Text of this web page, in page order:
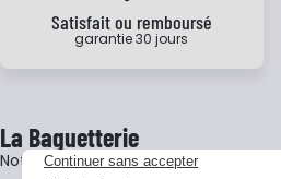
Satisfait ou remboursé
garantie 30 jours
La Baguetterie
Notre histoire